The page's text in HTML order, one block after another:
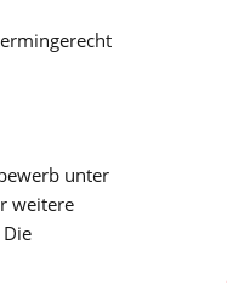
unter
weitere